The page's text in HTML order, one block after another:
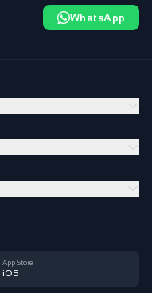
WhatsApp
App Store
iOS